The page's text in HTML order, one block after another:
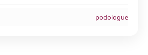
podologue